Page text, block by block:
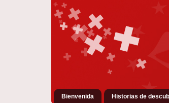
Bienvenida Historias de